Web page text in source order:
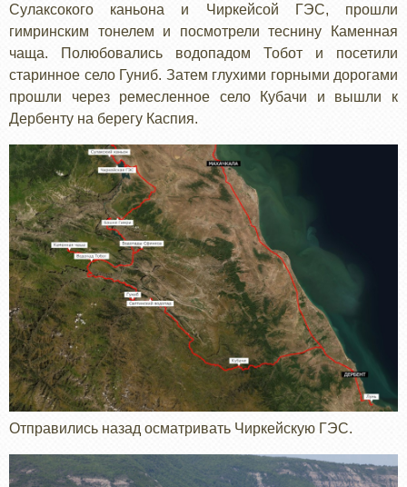
Сулаксокого каньона и Чиркейсой ГЭС, прошли
гимринским тонелем и посмотрели теснину Каменная
чаща. Полюбовались водопадом Тобот и посетили
старинное село Гуниб. Затем глухими горными дорогами
прошли через ремесленное село Кубачи и вышли к
Дербенту на берегу Каспия.
Отправились назад осматривать Чиркейскую ГЭС.